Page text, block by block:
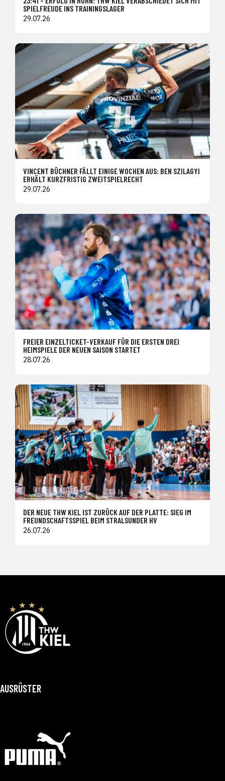
SPIELFREUDE INS TRAININGSLAGER
29.07.26
VINCENT BÜCHNER FÄLLT EINIGE WOCHEN AUS: BEN SZILAGYI
ERHÄLT KURZFRISTIG ZWEITSPIELRECHT
29.07.26
FREIER EINZELTICKET-VERKAUF FÜR DIE ERSTEN DREI
HEIMSPIELE DER NEUEN SAISON STARTET
28.07.26
DER NEUE THW KIEL IST ZURÜCK AUF DER PLATTE: SIEG IM
FREUNDSCHAFTSSPIEL BEIM STRALSUNDER HV
26.07.26
AUSRÜSTER